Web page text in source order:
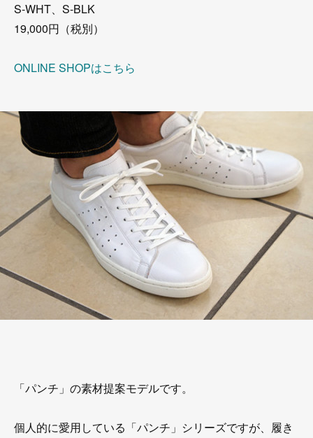
S-WHT、S-BLK
19,000円（税別）
ONLINE SHOPはこちら
「パンチ」の素材提案モデルです。
個人的に愛用している「パンチ」シリーズですが、履き